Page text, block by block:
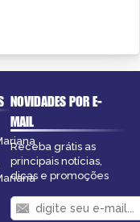
NOVIDADES POR E-
MAIL
Receba grátis as
principais notícias,
dicas e promoções